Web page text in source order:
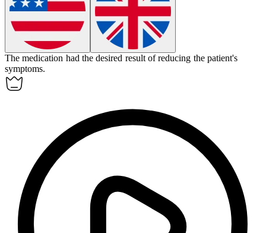
The medication had the desired result of reducing the patient's
symptoms.